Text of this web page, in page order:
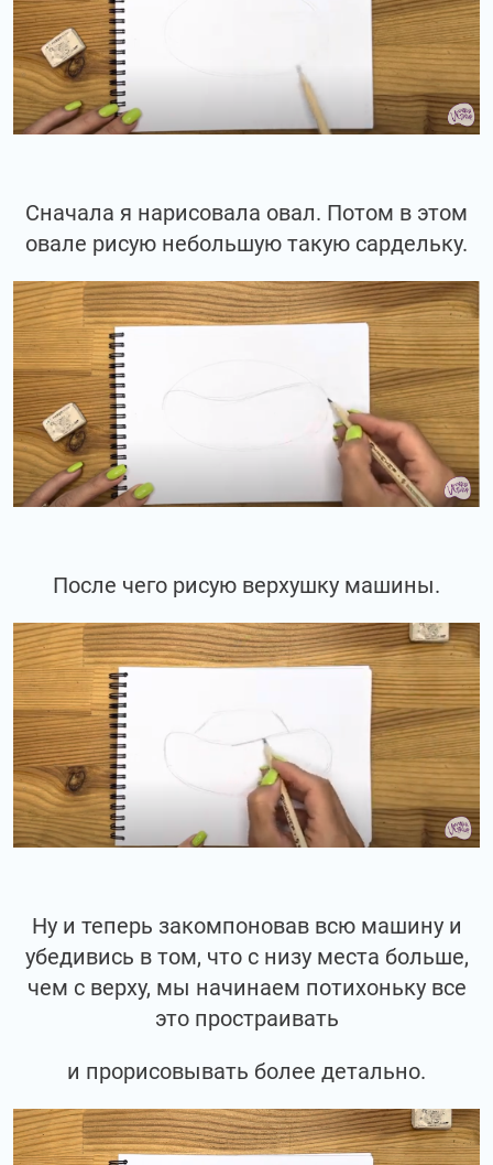
Сначала я нарисовала овал. Потом в этом
овале рисую небольшую такую сардельку.
После чего рисую верхушку машины.
Ну и теперь закомпоновав всю машину и
убедивись в том, что с низу места больше,
чем с верху, мы начинаем потихоньку все
это простраивать
и прорисовывать более детально.